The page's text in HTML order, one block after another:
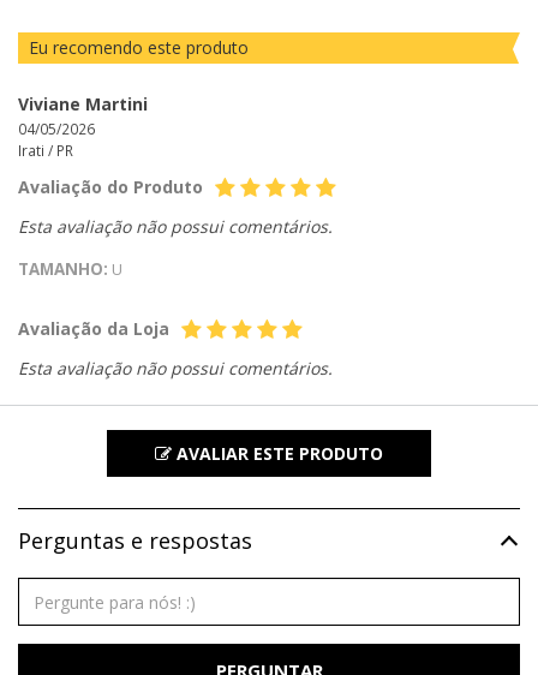
Eu recomendo este produto
Viviane Martini
04/05/2026
Irati / PR
Avaliação do Produto
Esta avaliação não possui comentários.
TAMANHO: U
Avaliação da Loja
Esta avaliação não possui comentários.
AVALIAR ESTE PRODUTO
Perguntas e respostas